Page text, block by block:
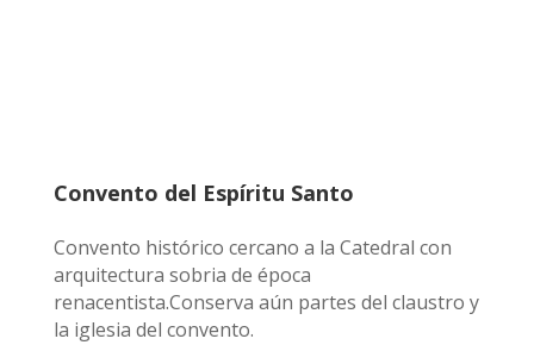
Convento del Espíritu Santo
Convento histórico cercano a la Catedral con
arquitectura sobria de época
renacentista.Conserva aún partes del claustro y
la iglesia del convento.